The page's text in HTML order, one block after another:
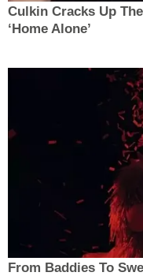
Culkin Cracks Up
‘Home Alone’
From Baddies To